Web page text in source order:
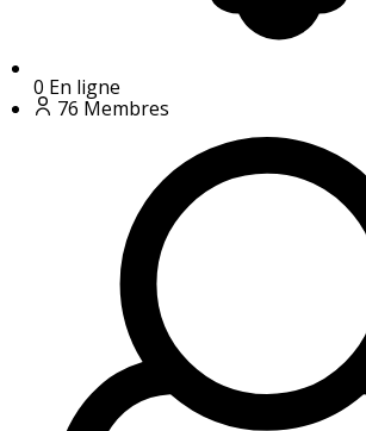
0 En ligne
76 Membres